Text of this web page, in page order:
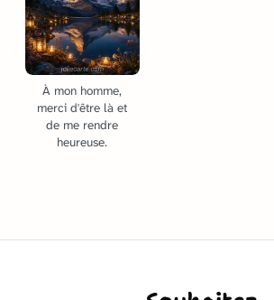
À mon homme,
merci d'être là et
de me rendre
heureuse.